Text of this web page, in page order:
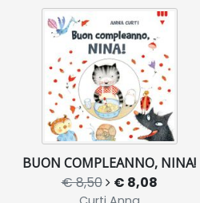
BUON COMPLEANNO, NINA!
€ 8,50 € 8,08